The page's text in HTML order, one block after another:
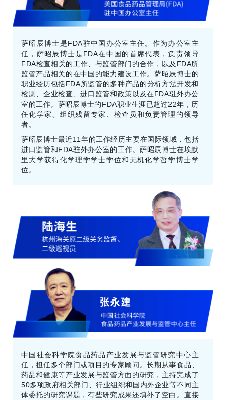
萨昭辰博士是FDA驻中国办公室主任。作为办公室主
任，萨昭辰博士是FDA在中国的首席代表，负责领导
FDA检查相关的工作、与监管部门的合作，以及FDA所
监管产品相关的在中国的能力建设工作。萨昭辰博士的
职业经历包括FDA所监管的多种产品的分析方法开发和
检测、企业检查、进口监管和政策以及在FDA驻外办公
室的工作。萨昭辰博士的FDA职业生涯已超过22年，历
任化学家、组织残留专家、检查员和负责管理的领导
者。
萨昭辰博士最近11年的工作经历主要在国际领域，包括
进口监管和FDA驻外办公室的工作。萨昭辰博士在埃默
里大学获得化学理学学士学位和无机化学哲学博士学
位。
中国社会科学院食品药品产业发展与监管研究中心主
任，担任多个部门或项目的专家顾问。长期从事食品、
药品和健康等产业发展与监管方面的研究，主持完成了
50多项政府相关部门、行业组织和国内外企业等不同主
体委托的研究课题，有些研究成果还填补了空白。直接